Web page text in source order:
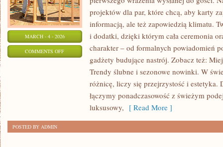
MARCH - 4 - 2026
COMMENTS OFFON
projektów dla par, które chcą, aby karty
informacją, ale też zapowiedzią klimatu.
i dodatki, dzięki którym cała ceremonia
charakter – od formalnych powiadomień
gadżety budujące nastrój. Zobacz też:
Trendy ślubne i sezonowe nowinki. W
różnicę, liczy się przejrzystość i estetyka.
łączymy ponadczasowość z świeżym
luksusowy, [ Read More ]
POSTED BY ADMIN